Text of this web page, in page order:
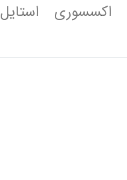
اکسسوری استایل